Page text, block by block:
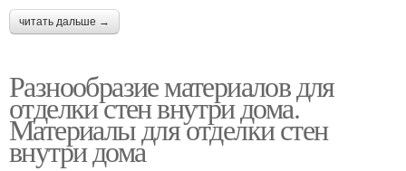
читать дальше →
Разнообразие материалов для
отделки стен внутри дома.
Материалы для отделки стен
внутри дома